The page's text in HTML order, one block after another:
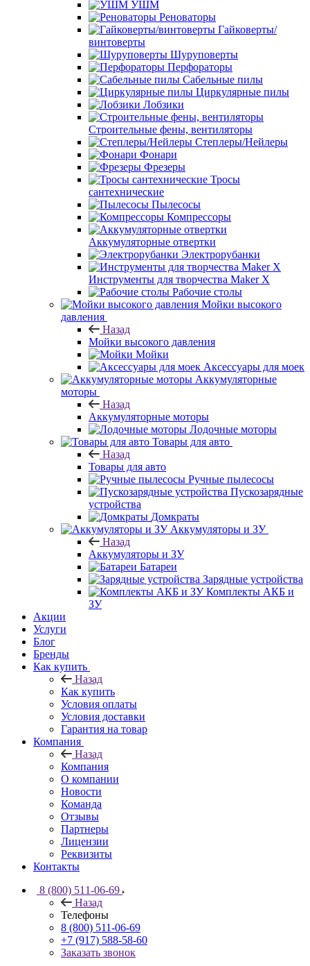
УШМ
Реноваторы
Гайковерты/
винтоверты
Шуруповерты
Перфораторы
Сабельные пилы
Циркулярные пилы
Лобзики
Строительные фены, вентиляторы
Степлеры/Нейлеры
Фонари
Фрезеры
Тросы
сантехнические
Пылесосы
Компрессоры
Аккумуляторные отвертки
Электрорубанки
Инструменты для творчества Maker X
Рабочие столы
Мойки высокого
давления
Назад
Мойки высокого давления
Мойки
Аксессуары для моек
Аккумуляторные
моторы
Назад
Аккумуляторные моторы
Лодочные моторы
Товары для авто
Назад
Товары для авто
Ручные пылесосы
Пускозарядные
устройства
Домкраты
Аккумуляторы и ЗУ
Назад
Аккумуляторы и ЗУ
Батареи
Зарядные устройства
Комплекты АКБ и
ЗУ
Акции
Услуги
Блог
Бренды
Как купить
Назад
Как купить
Условия оплаты
Условия доставки
Гарантия на товар
Компания
Назад
Компания
О компании
Новости
Команда
Отзывы
Партнеры
Лицензии
Реквизиты
Контакты
8 (800) 511-06-69
Назад
Телефоны
8 (800) 511-06-69
+7 (917) 588-58-60
Заказать звонок